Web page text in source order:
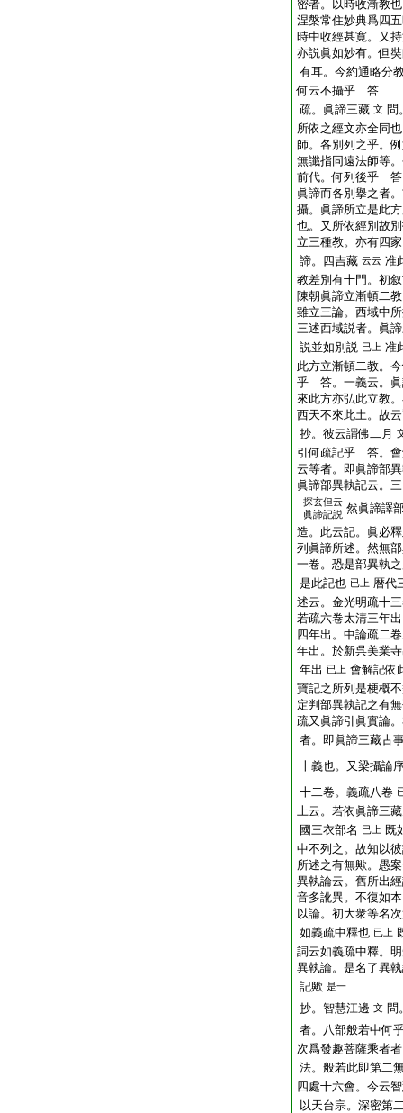
密者。以時收漸教
涅槃常住妙典爲四
時中收經甚寛。又
亦説眞如妙有。但
有耳。今約通略分
何云不攝乎 答
疏。眞諦三藏 文 問
所依之經文亦全同
師。各別列之乎。
無讖指同遠法師等
前代。何列後乎 答
眞諦而各別擧之者
攝。眞諦所立是此
也。又所依經別故
立三種教。亦有四
諦。四吉藏 云云 准
教差別有十門。初
陳朝眞諦立漸頓二
雖立三論。西域中
三述西域説者。眞
説並如別説 已上 准
此方立漸頓二教。
乎 答。一義云。眞
來此方亦弘此立教
西天不來此土。故
抄。彼云謂佛二月
引何疏記乎 答。會
云等者。即眞諦部
眞諦部異執記云。
探玄但云
眞諦記説 然眞諦譯
造。此云記。眞必
列眞諦所述。然無
一卷。恐是部異執
是此記也 已上 暦代
述云。金光明疏十
若疏六卷太清三年
四年出。中論疏二
年出。於新呉美業
年出 已上 會解記依
寶記之所列是梗概
定判部異執記之有
疏又眞諦引眞實論
者。即眞諦三藏古
十義也。又梁攝論
十二卷。義疏八卷
上云。若依眞諦三
國三衣部名 已上 既
中不列之。故知以
所述之有無歟。愚
異執論云。舊所出
音多訛異。不復如
以論。初大衆等名
如義疏中釋也 已上
詞云如義疏中釋。
異執論。是名了異
記歟 是一
抄。智慧江邊 文 問
者。八部般若中何
次爲發趣菩薩乘者
法。般若此即第二
四處十六會。今云
以天台宗。深密第